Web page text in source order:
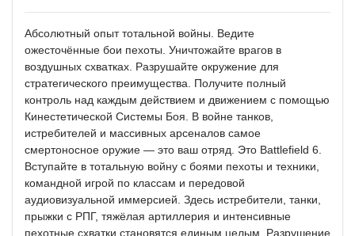
Абсолютный опыт тотальной войны. Ведите
ожесточённые бои пехоты. Уничтожайте врагов в
воздушных схватках. Разрушайте окружение для
стратегического преимущества. Получите полный
контроль над каждым действием и движением с помощью
Кинестетической Системы Боя. В войне танков,
истребителей и массивных арсеналов самое
смертоносное оружие — это ваш отряд. Это Battlefield 6.
Вступайте в тотальную войну с боями пехоты и техники,
командной игрой по классам и передовой
аудиовизуальной иммерсией. Здесь истребители, танки,
прыжки с РПГ, тяжёлая артиллерия и интенсивные
пехотные схватки становятся единым целым. Разрушение